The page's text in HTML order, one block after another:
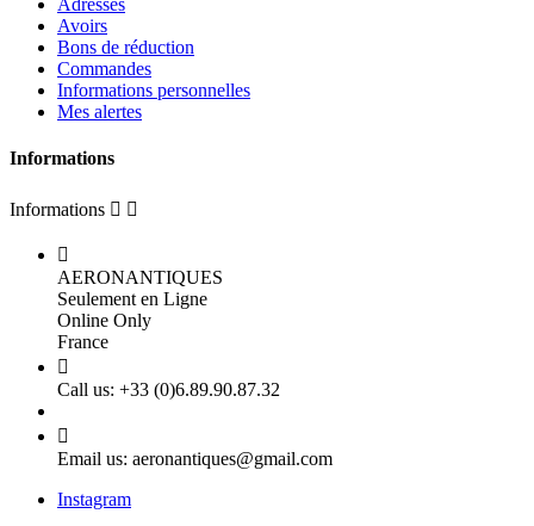
Adresses
Avoirs
Bons de réduction
Commandes
Informations personnelles
Mes alertes
Informations
Informations  

AERONANTIQUES
Seulement en Ligne
Online Only
France

Call us: +33 (0)6.89.90.87.32

Email us: aeronantiques@gmail.com
Instagram